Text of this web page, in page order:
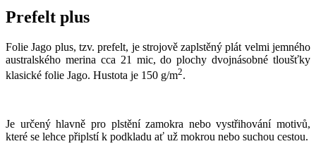
Prefelt plus
Folie Jago plus, tzv. prefelt, je strojově zaplstěný plát velmi jemného
australského merina cca 21 mic, do plochy dvojnásobné tloušťky
klasické folie Jago. Hustota je 150 g/m2.
Je určený hlavně pro plstění zamokra nebo vystřihování motivů,
které se lehce připlstí k podkladu ať už mokrou nebo suchou cestou.